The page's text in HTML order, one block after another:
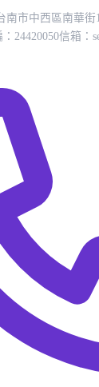
南市中西區南華街
24420050信箱：